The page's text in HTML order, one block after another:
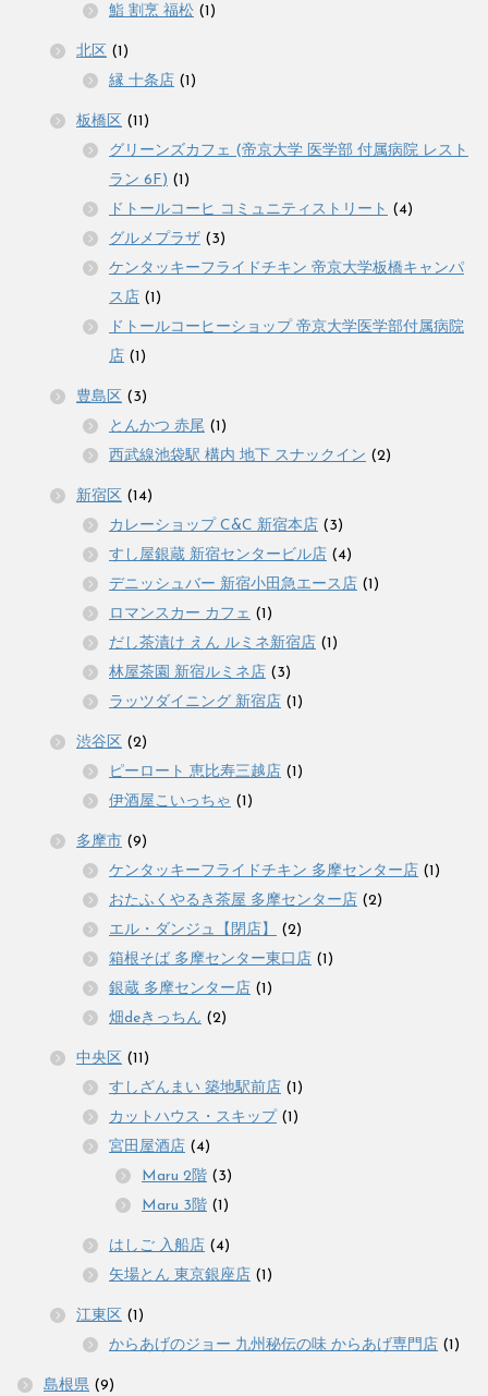
鮨 割烹 福松 (1)
北区 (1)
縁 十条店 (1)
板橋区 (11)
グリーンズカフェ (帝京大学 医学部 付属病院 レスト
ラン 6F) (1)
ドトールコーヒ コミュニティストリート (4)
グルメプラザ (3)
ケンタッキーフライドチキン 帝京大学板橋キャンパ
ス店 (1)
ドトールコーヒーショップ 帝京大学医学部付属病院
店 (1)
豊島区 (3)
とんかつ 赤尾 (1)
西武線池袋駅 構内 地下 スナックイン (2)
新宿区 (14)
カレーショップ C&C 新宿本店 (3)
すし屋銀蔵 新宿センタービル店 (4)
デニッシュバー 新宿小田急エース店 (1)
ロマンスカー カフェ (1)
だし茶漬け えん ルミネ新宿店 (1)
林屋茶園 新宿ルミネ店 (3)
ラッツダイニング 新宿店 (1)
渋谷区 (2)
ピーロート 恵比寿三越店 (1)
伊酒屋こいっちゃ (1)
多摩市 (9)
ケンタッキーフライドチキン 多摩センター店 (1)
おたふくやるき茶屋 多摩センター店 (2)
エル・ダンジュ【閉店】
(2)
箱根そば 多摩センター東口店 (1)
銀蔵 多摩センター店 (1)
畑deきっちん (2)
中央区 (11)
すしざんまい 築地駅前店 (1)
カットハウス・スキップ (1)
宮田屋酒店 (4)
Maru 2階 (3)
Maru 3階 (1)
はしご 入船店 (4)
矢場とん 東京銀座店 (1)
江東区 (1)
からあげのジョー 九州秘伝の味 からあげ専門店 (1)
島根県 (9)